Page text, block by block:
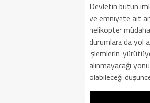
Devletin bütün
ve emniyete ait
helikopter
durumlara da yol
işlemlerini
alınmayacağı
olabileceği